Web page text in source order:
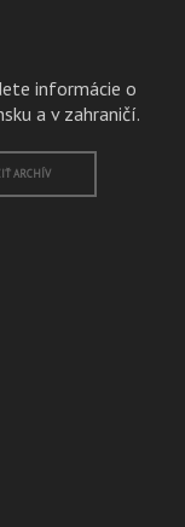
informácie o
a v zahraničí.
ARCHÍV